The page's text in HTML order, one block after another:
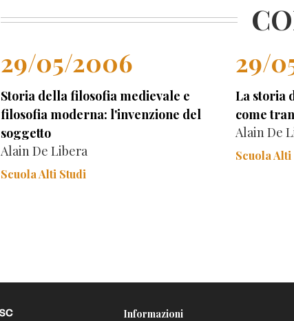
29/05/2006
Storia della filosofia medievale e
filosofia moderna: l'invenzione del
soggetto
Alain De Libera
Scuola Alti Studi
29/
La storia
come
Alain De
Scuola Alti
Informazioni